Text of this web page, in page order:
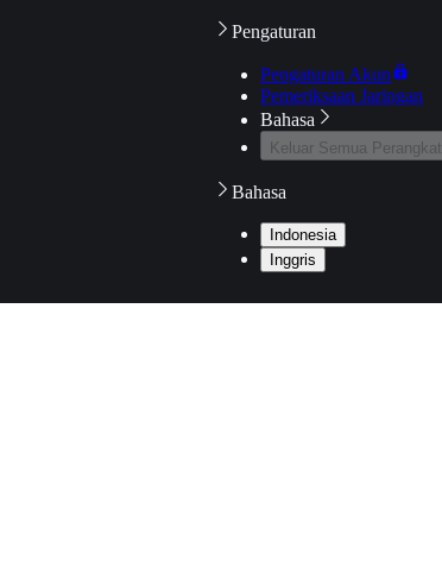
Pengaturan
Pengaturan Akun
Pemeriksaan Jaringan
Bahasa
Keluar Semua Perangkat
Bahasa
Indonesia
Inggris